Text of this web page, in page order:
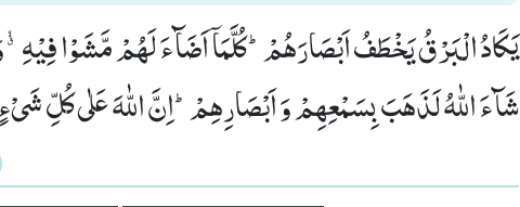
یَكَادُ الْبَرْقُ یَخْطَفُ اَبْصَارَهُمْؕ-كُلَّمَاۤ اَضَآءَ لَهُمْ مَّشَوْا فِیْهِۗۙ-
شَآءَ اللّٰهُ لَذَهَبَ بِسَمْعِهِمْ وَ اَبْصَارِهِمْؕ-اِنَّ اللّٰهَ عَلٰى كُلِّ شَیْءٍ